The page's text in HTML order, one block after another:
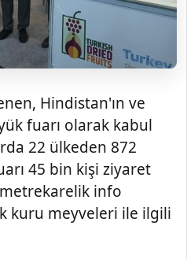
Hindistan'ın ve
fuarı olarak kabul
22 ülkeden 872
45 bin kişi ziyaret
info
kuru meyveleri ile ilgili